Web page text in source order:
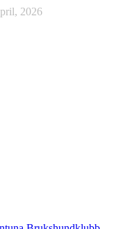
2026